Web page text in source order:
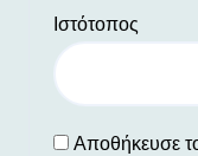
Ιστότοπος
Αποθήκευσε